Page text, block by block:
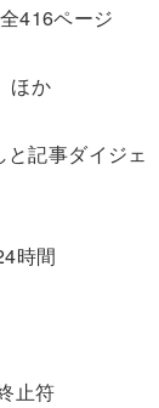
416ページ
ほか
記事ダイジェ
時間
止符